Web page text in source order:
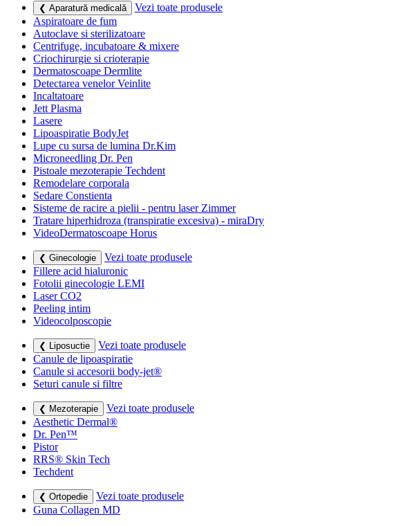
❮ Aparatură medicală
Vezi toate produsele
Aspiratoare de fum
Autoclave si sterilizatoare
Centrifuge, incubatoare & mixere
Criochirurgie si crioterapie
Dermatoscoape Dermlite
Detectarea venelor Veinlite
Incaltatoare
Jett Plasma
Lasere
Lipoaspiratie BodyJet
Lupe cu sursa de lumina Dr.Kim
Microneedling Dr. Pen
Pistoale mezoterapie Techdent
Remodelare corporala
Sedare Constienta
Sisteme de racire a pielii - pentru laser Zimmer
Tratare hiperhidroza (transpiratie excesiva) - miraDry
VideoDermatoscoape Horus
❮ Ginecologie
Vezi toate produsele
Fillere acid hialuronic
Fotolii ginecologie LEMI
Laser CO2
Peeling intim
Videocolposcopie
❮ Liposuctie
Vezi toate produsele
Canule de lipoaspiratie
Canule si accesorii body-jet®
Seturi canule si filtre
❮ Mezoterapie
Vezi toate produsele
Aesthetic Dermal®
Dr. Pen™
Pistor
RRS® Skin Tech
Techdent
❮ Ortopedie
Vezi toate produsele
Guna Collagen MD